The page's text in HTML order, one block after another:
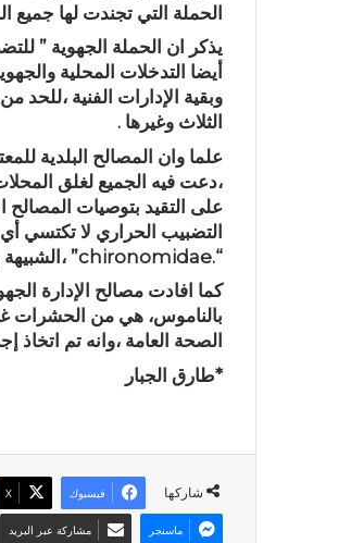
الحملة التي تجندت لها جميع
يذكر ان الحملة الجهوية ”
أيضا التدخلات المحلية
الثلاث وغيرها .
علما وان المصالح البلدية
،دعت فيه الجميع لغلق
على التقيد بتوصيات المصالح
التضبيب الحراري لا تكتسي
“.chironomidae” ،الشبيهة بالناموس .
بالناموس، هي من الحشرات
الصحة العامة ،وانه تم
*طارق الجبار
شاركها فيسبوك X
ماسنجر مشاركة عبر البريد